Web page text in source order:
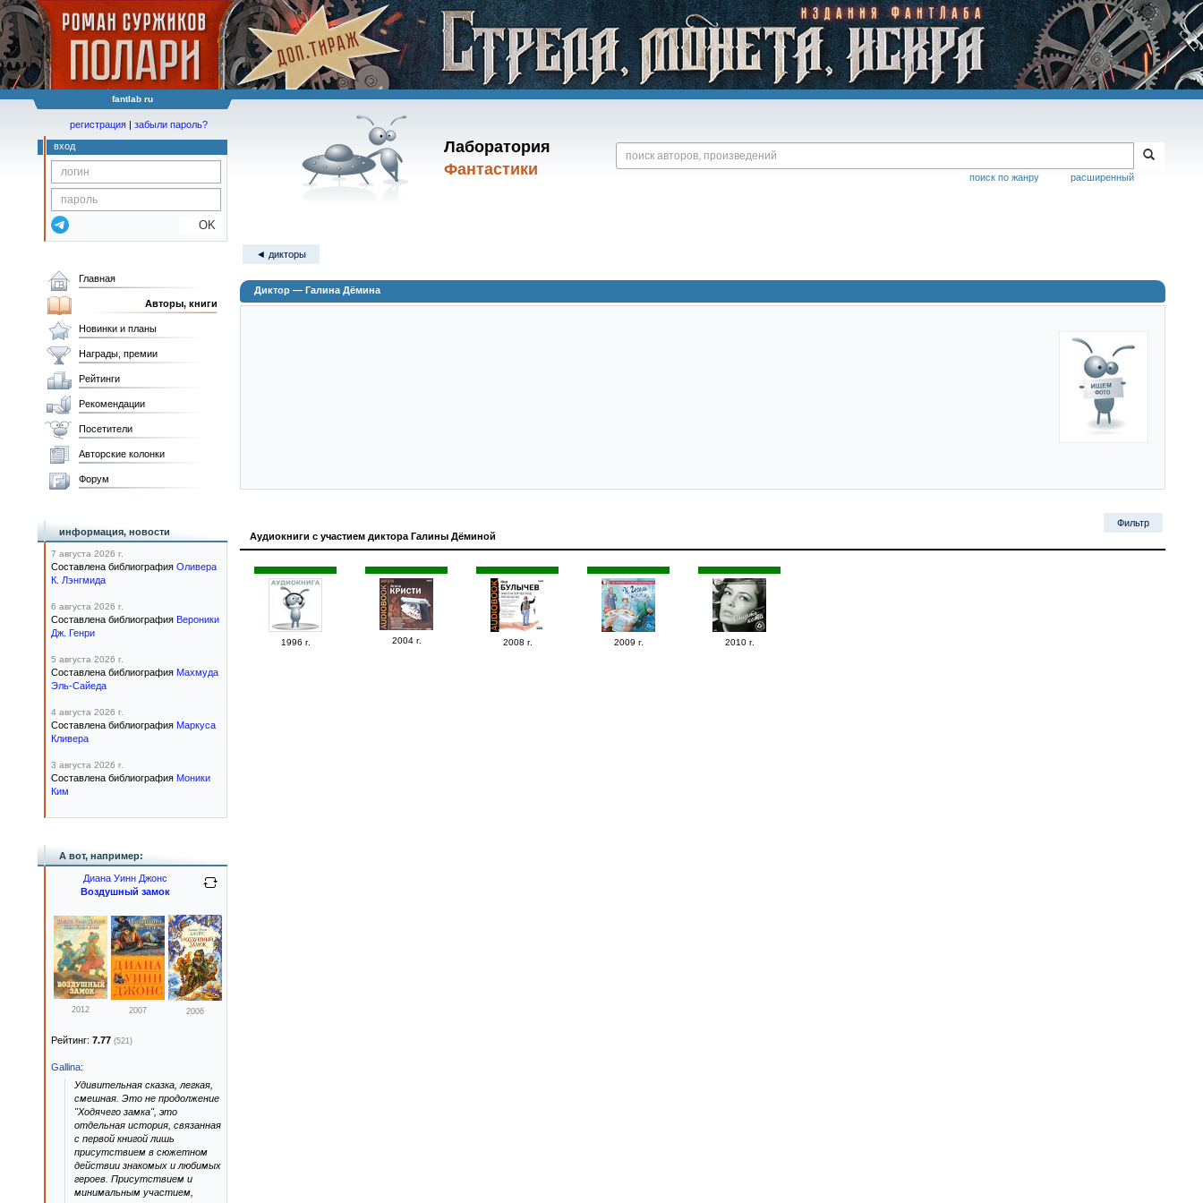
fantlab ru
Лаборатория
Фантастики
расширенный
поиск по жанру
регистрация | забыли пароль?
вход
OK
◄ дикторы
Диктор — Галина Дёмина
Фильтр
Аудиокниги с участием диктора Галины Дёминой
1996 г. 2004 г. 2008 г. 2009 г. 2010 г.
Главная
Авторы, книги
Новинки и планы
Награды, премии
Рейтинги
Рекомендации
Посетители
Авторские колонки
Форум
информация, новости
7 августа 2026 г.
Составлена библиография Оливера
К. Лэнгмида
6 августа 2026 г.
Составлена библиография Вероники
Дж. Генри
5 августа 2026 г.
Составлена библиография Махмуда
Эль-Сайеда
4 августа 2026 г.
Составлена библиография Маркуса
Кливера
3 августа 2026 г.
Составлена библиография Моники
Ким
А вот, например:
Диана Уинн Джонс
Воздушный замок
2012 2007 2006
Рейтинг: 7.77 (521)
Gallina:
Удивительная сказка, легкая,
смешная. Это не продолжение
"Ходячего замка", это
отдельная история, связанная
с первой книгой лишь
присутствием в сюжетном
действии знакомых и любимых
героев. Присутствием и
минимальным участием,